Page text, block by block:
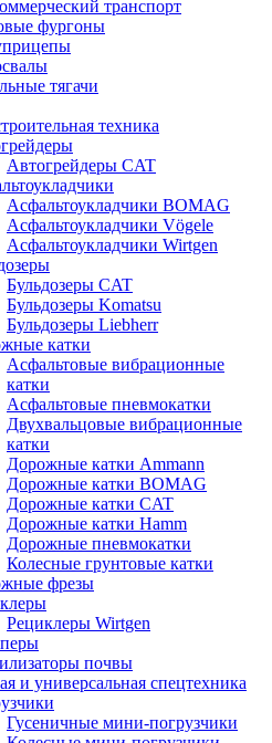
транспорт
фургоны
тягачи
техника
Автогрейдеры CAT
Асфальтоукладчики BOMAG
Асфальтоукладчики Vögele
Асфальтоукладчики Wirtgen
Бульдозеры CAT
Бульдозеры Komatsu
Бульдозеры Liebherr
катки
Асфальтовые вибрационные
катки
Асфальтовые пневмокатки
Двухвальцовые вибрационные
катки
Дорожные катки Ammann
Дорожные катки BOMAG
Дорожные катки CAT
Дорожные катки Hamm
Дорожные пневмокатки
Колесные грунтовые катки
фрезы
Рециклеры Wirtgen
почвы
и универсальная спецтехника
Гусеничные мини-погрузчики